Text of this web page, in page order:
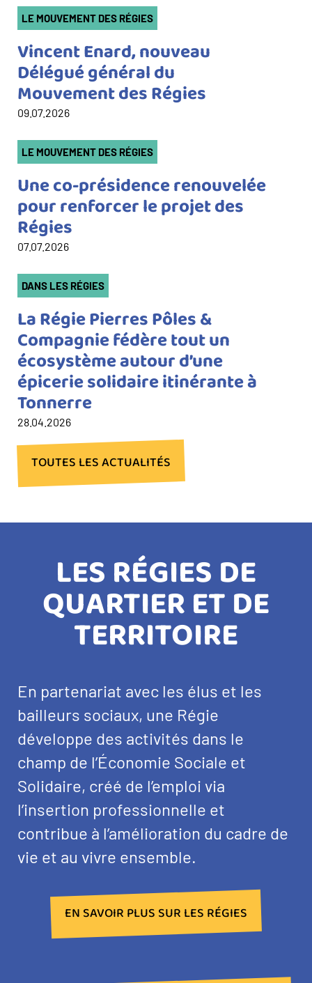
Catégorie(s)
LE MOUVEMENT DES RÉGIES
Vincent Enard, nouveau
Délégué général du
Mouvement des Régies
09.07.2026
Catégorie(s)
LE MOUVEMENT DES RÉGIES
Une co-présidence renouvelée
pour renforcer le projet des
Régies
07.07.2026
Catégorie(s)
DANS LES RÉGIES
La Régie Pierres Pôles &
Compagnie fédère tout un
écosystème autour d’une
épicerie solidaire itinérante à
Tonnerre
28.04.2026
TOUTES LES ACTUALITÉS
LES RÉGIES DE
QUARTIER ET DE
TERRITOIRE
En partenariat avec les élus et les
bailleurs sociaux, une Régie
développe des activités dans le
champ de l’Économie Sociale et
Solidaire, créé de l’emploi via
l’insertion professionnelle et
contribue à l’amélioration du cadre de
vie et au vivre ensemble.
EN SAVOIR PLUS SUR LES RÉGIES